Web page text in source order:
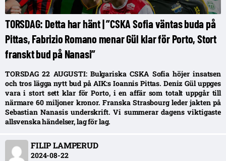
TORSDAG: Detta har hänt | ”CSKA Sofia väntas buda på
Pittas, Fabrizio Romano menar Gül klar för Porto, Stort
franskt bud på Nanasi”
TORSDAG 22 AUGUSTI: Bulgariska CSKA Sofia höjer insatsen
och tros lägga nytt bud på AIK:s Ioannis Pittas. Deniz Gül uppges
vara i stort sett klar för Porto, i en affär som totalt uppgår till
närmare 60 miljoner kronor. Franska Strasbourg leder jakten på
Sebastian Nanasis underskrift. Vi summerar dagens viktigaste
allsvenska händelser, lag för lag.
FILIP LAMPERUD
2024-08-22